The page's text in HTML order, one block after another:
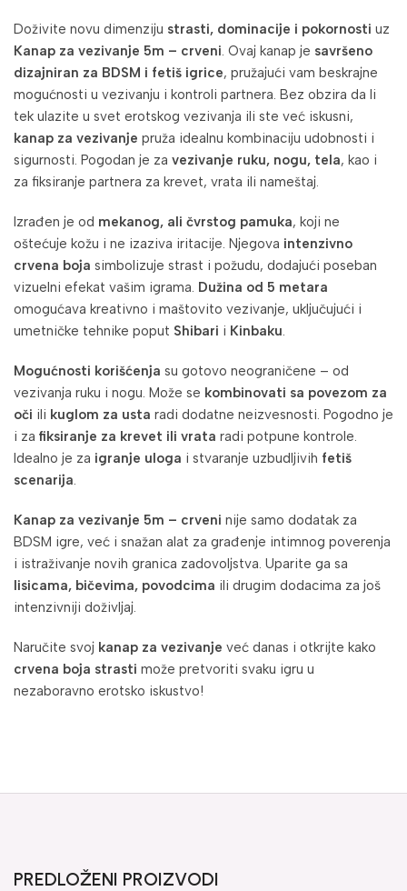
Doživite novu dimenziju strasti, dominacije i pokornosti uz
Kanap za vezivanje 5m – crveni. Ovaj kanap je savršeno
dizajniran za BDSM i fetiš igrice, pružajući vam beskrajne
mogućnosti u vezivanju i kontroli partnera. Bez obzira da li
tek ulazite u svet erotskog vezivanja ili ste već iskusni,
kanap za vezivanje pruža idealnu kombinaciju udobnosti i
sigurnosti. Pogodan je za vezivanje ruku, nogu, tela, kao i
za fiksiranje partnera za krevet, vrata ili nameštaj.
Izrađen je od mekanog, ali čvrstog pamuka, koji ne
oštećuje kožu i ne izaziva iritacije. Njegova intenzivno
crvena boja simbolizuje strast i požudu, dodajući poseban
vizuelni efekat vašim igrama. Dužina od 5 metara
omogućava kreativno i maštovito vezivanje, uključujući i
umetničke tehnike poput Shibari i Kinbaku.
Mogućnosti korišćenja su gotovo neograničene – od
vezivanja ruku i nogu. Može se kombinovati sa povezom za
oči ili kuglom za usta radi dodatne neizvesnosti. Pogodno je
i za fiksiranje za krevet ili vrata radi potpune kontrole.
Idealno je za igranje uloga i stvaranje uzbudljivih fetiš
scenarija.
Kanap za vezivanje 5m – crveni nije samo dodatak za
BDSM igre, već i snažan alat za građenje intimnog poverenja
i istraživanje novih granica zadovoljstva. Uparite ga sa
lisicama, bičevima, povodcima ili drugim dodacima za još
intenzivniji doživljaj.
Naručite svoj kanap za vezivanje već danas i otkrijte kako
crvena boja strasti može pretvoriti svaku igru u
nezaboravno erotsko iskustvo!
PREDLOŽENI PROIZVODI